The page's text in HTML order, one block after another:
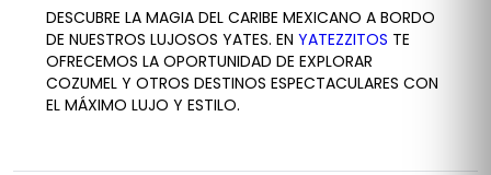
DESCUBRE LA MAGIA DEL CARIBE MEXICANO A BORDO
DE NUESTROS LUJOSOS YATES. EN YATEZZITOS TE
OFRECEMOS LA OPORTUNIDAD DE EXPLORAR
COZUMEL Y OTROS DESTINOS ESPECTACULARES CON
EL MÁXIMO LUJO Y ESTILO.